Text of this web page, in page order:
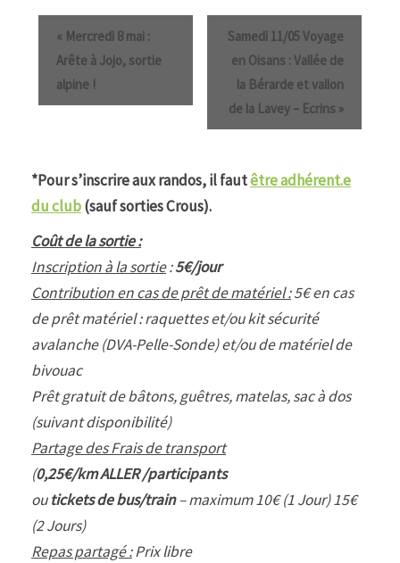
« Mercredi 8 mai :
Arête à Jojo, sortie
alpine !
Samedi 11/05 Voyage
en Oisans : Vallée de
la Bérarde et vallon
de la Lavey – Ecrins »
*Pour s’inscrire aux randos, il fautêtre adhérent.e
du club(sauf sorties Crous).
Coût de la sortie :
Inscription à la sortie:5€/jour
Contribution en cas de prêt de matériel :5€ en cas
de prêt matériel : raquettes et/ou kit sécurité
avalanche (DVA-Pelle-Sonde) et/ou de matériel de
bivouac
Prêt gratuit de bâtons, guêtres, matelas, sac à dos
(suivant disponibilité)
Partage des Frais de transport
(0,25€/km ALLER /participants
outickets de bus/train– maximum 10€ (1 Jour) 15€
(2 Jours)
Repas partagé :Prix libre